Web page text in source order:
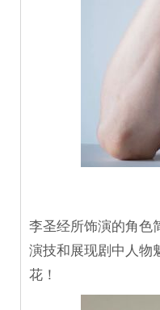
李圣经所饰演的角色
演技和展现剧中人物
花！